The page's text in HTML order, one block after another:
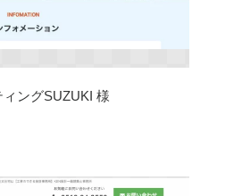
ィングSUZUKI 様